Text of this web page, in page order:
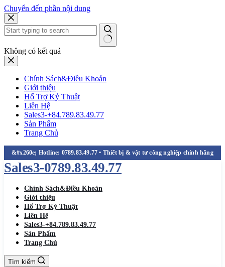
Chuyển đến phần nội dung
Không có kết quả
Chính Sách&Điều Khoản
Giới thiệu
Hổ Trợ Kỷ Thuật
Liên Hệ
Sales3-+84.789.83.49.77
Sản Phẩm
Trang Chủ
Sales3-0789.83.49.77
Chính Sách&Điều Khoản
Giới thiệu
Hổ Trợ Kỷ Thuật
Liên Hệ
Sales3-+84.789.83.49.77
Sản Phẩm
Trang Chủ
Tìm kiếm